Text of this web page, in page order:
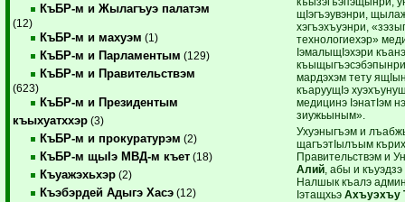
КъБР-м и Жылагъуэ палатэм
(12)
КъБР-м и махуэм (1)
КъБР-м и Парламентым (129)
КъБР-м и Правительствэм
(623)
КъБР-м и Президентым
къыхуатххэр (3)
КъБР-м и прокуратурэм (2)
КъБР-м щыIэ МВД-м къет (18)
Къуажэхьхэр (2)
Къэбэрдей Адыгэ Хасэ (12)
щIэгъэувэнри,
хэгъэхъуэнри,
технологиехэр»
IэмалыщIэхэри
мардэхэм тету
къаруущIэ
медицинэ IэнатIэм
зиужьыным».
Ухуэныгъэм и
щагъэтIылъым
Правительствэм и
Алий , абы и къуэдзэ
Налшык къалэ
IэтащхьэАхъуэхъу